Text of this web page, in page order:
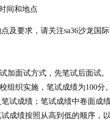
间和地点
及要求，请关注sa36沙龙国
加面试方式，先笔试后面试。
组织实施，笔试成绩为100分
试成绩；笔试成绩中卷面成
成绩按照从高到低的顺序，